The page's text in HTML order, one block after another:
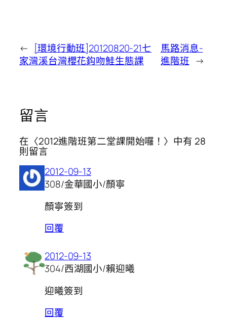
←
[環境行動班]20120820-21七
家灣溪台灣櫻花鈎吻鮭生態課
馬路消息-
進階班 →
留言
在〈2012進階班第二堂課開始囉！〉中有 28
則留言
2012-09-13
308/金華國小/顏寧
顏寧簽到
回覆
2012-09-13
304/西湖國小/賴迎曦
迎曦簽到
回覆